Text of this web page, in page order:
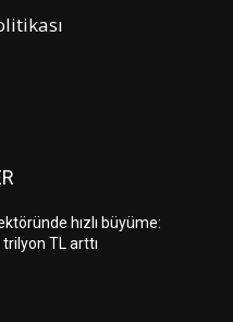
hızlı büyüme:
TL arttı